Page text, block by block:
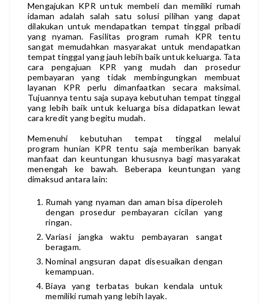
Mengajukan KPR untuk membeli dan memiliki rumah
idaman adalah salah satu solusi pilihan yang dapat
dilakukan untuk mendapatkan tempat tinggal pribadi
yang nyaman. Fasilitas program
rumah KPR
tentu
sangat memudahkan masyarakat untuk mendapatkan
tempat tinggal yang jauh lebih baik untuk keluarga. Tata
cara pengajuan KPR yang mudah dan prosedur
pembayaran yang tidak membingungkan membuat
layanan KPR perlu dimanfaatkan secara maksimal.
Tujuannya tentu saja supaya kebutuhan tempat tinggal
yang lebih baik untuk keluarga bisa didapatkan lewat
cara kredit yang begitu mudah.
Memenuhi kebutuhan tempat tinggal melalui
program hunian KPR tentu saja memberikan banyak
manfaat dan keuntungan khususnya bagi masyarakat
menengah ke bawah. Beberapa keuntungan yang
dimaksud antara lain:
Rumah yang nyaman dan aman bisa diperoleh
dengan prosedur pembayaran cicilan yang
ringan.
Variasi jangka waktu pembayaran sangat
beragam.
Nominal angsuran dapat disesuaikan dengan
kemampuan.
Biaya yang terbatas bukan kendala untuk
memiliki rumah yang lebih layak.